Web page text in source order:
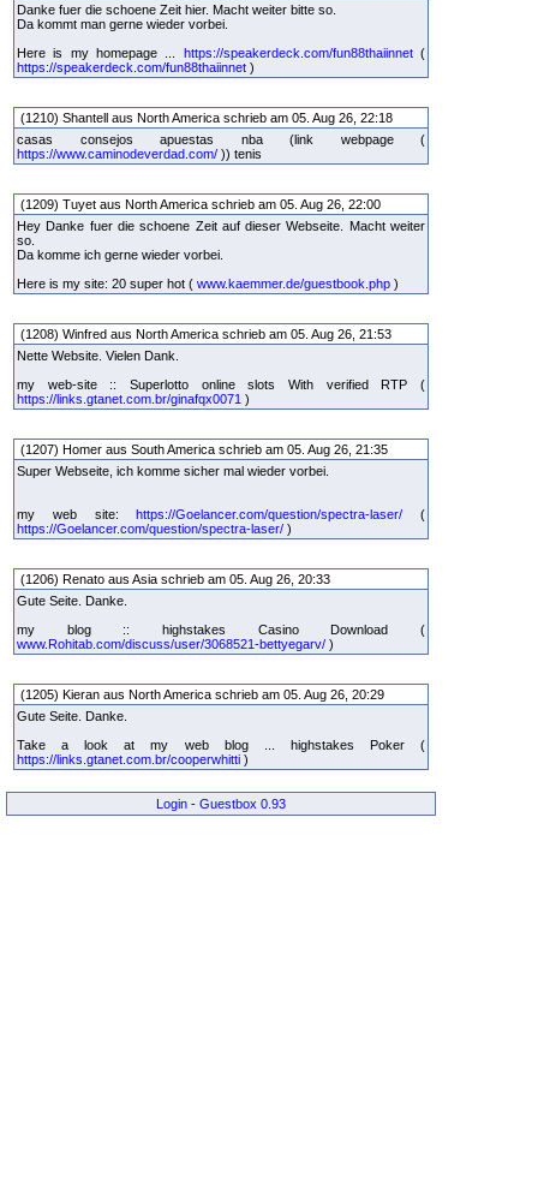
Danke fuer die schoene Zeit hier. Macht weiter bitte so.
Da kommt man gerne wieder vorbei.
Here is my homepage ... https://speakerdeck.com/fun88thaiinnet(
https://speakerdeck.com/fun88thaiinnet )
(1210) Shantell aus North America schrieb am 05. Aug 26, 22:18
casas consejos apuestas nba (link webpage (
https://www.caminodeverdad.com/ )) tenis
(1209) Tuyet aus North America schrieb am 05. Aug 26, 22:00
Hey Danke fuer die schoene Zeit auf dieser Webseite. Macht weiter
so.
Da komme ich gerne wieder vorbei.
Here is my site: 20 super hot ( www.kaemmer.de/guestbook.php )
(1208) Winfred aus North America schrieb am 05. Aug 26, 21:53
Nette Website. Vielen Dank.
my web-site :: Superlotto online slots With verified RTP (
https://links.gtanet.com.br/ginafqx0071 )
(1207) Homer aus South America schrieb am 05. Aug 26, 21:35
Super Webseite, ich komme sicher mal wieder vorbei.
my web site:https://Goelancer.com/question/spectra-laser/ (
https://Goelancer.com/question/spectra-laser/ )
(1206) Renato aus Asia schrieb am 05. Aug 26, 20:33
Gute Seite. Danke.
my blog :: highstakes Casino Download (
www.Rohitab.com/discuss/user/3068521-bettyegarv/ )
(1205) Kieran aus North America schrieb am 05. Aug 26, 20:29
Gute Seite. Danke.
Take a look at my web blog ... highstakes Poker (
https://links.gtanet.com.br/cooperwhitti )
Login - Guestbox 0.93